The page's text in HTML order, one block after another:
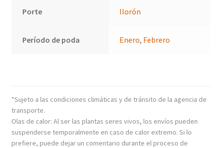
Porte llorón
Período de poda Enero, Febrero
*Sujeto a las condiciones climáticas y de tránsito de la agencia de
transporte.
Olas de calor: Al ser las plantas seres vivos, los envíos pueden
suspenderse temporalmente en caso de calor extremo. Si lo
prefiere, puede dejar un comentario durante el proceso de